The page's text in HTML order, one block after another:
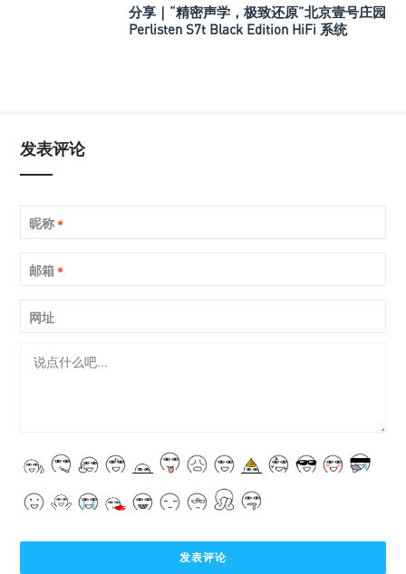
分享｜“精密声学，极致还原”北京壹号庄园
Perlisten S7t Black Edition HiFi 系统
发表评论
昵称 *
邮箱 *
网址